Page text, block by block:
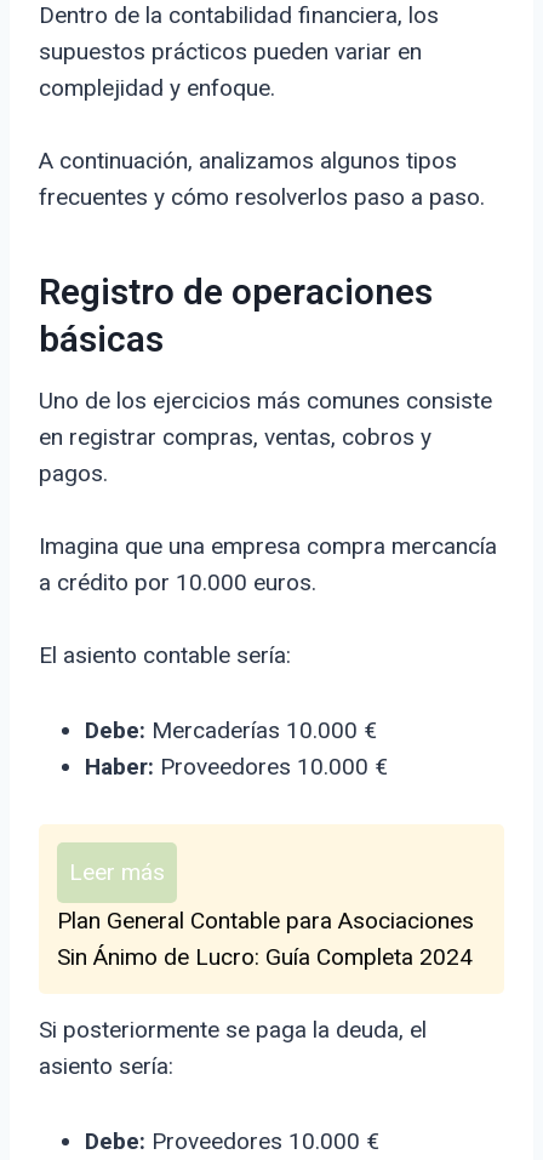
Dentro de la contabilidad financiera, los
supuestos prácticos pueden variar en
complejidad y enfoque.
A continuación, analizamos algunos tipos
frecuentes y cómo resolverlos paso a paso.
Registro de operaciones
básicas
Uno de los ejercicios más comunes consiste
en registrar compras, ventas, cobros y
pagos.
Imagina que una empresa compra mercancía
a crédito por 10.000 euros.
El asiento contable sería:
Debe: Mercaderías 10.000 €
Haber: Proveedores 10.000 €
Leer más
Plan General Contable para Asociaciones
Sin Ánimo de Lucro: Guía Completa 2024
Si posteriormente se paga la deuda, el
asiento sería:
Debe: Proveedores 10.000 €